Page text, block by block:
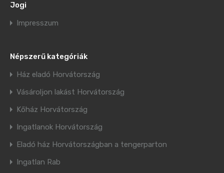
Jogi
Impresszum
Népszerű kategóriák
Ház eladó Horvátország
Vásároljon lakást Horvátország
Kőház Horvátország
Ingatlanok Horvátország
Eladó ház Horvátországban a tengerparton
Ingatlan Rab